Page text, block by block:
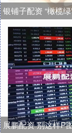
银铺子配资 “橄榄
展鹏配资 别这样P